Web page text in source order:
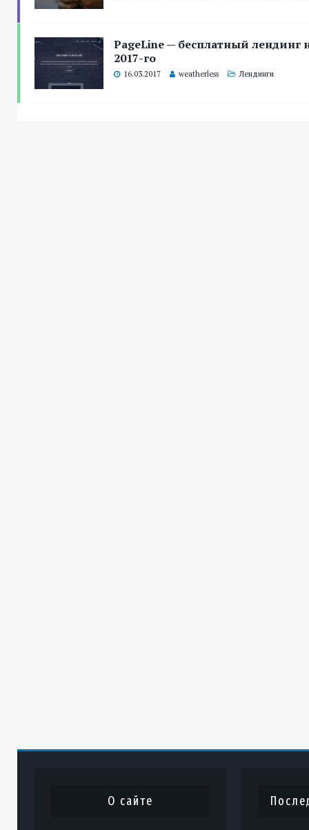
PageLine — бесплатный лендинг
2017-го
16.03.2017 weatherless Лендинги
О сайте